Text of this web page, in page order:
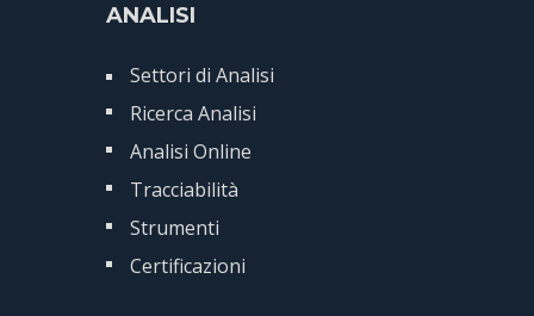
ANALISI
Settori di Analisi
Ricerca Analisi
Analisi Online
Tracciabilità
Strumenti
Certificazioni